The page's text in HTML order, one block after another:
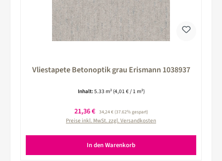
Vliestapete Betonoptik grau Erismann 1038937
Inhalt:5.33 m² (4,01 € / 1 m²)
Verkaufspreis:
21,36 € Regulärer Preis:
34,24 €(37.62% gespart)
Preise inkl. MwSt. zzgl. Versandkosten
In den Warenkorb